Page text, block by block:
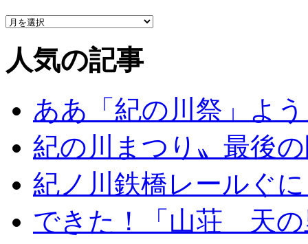
人気の記事
ああ「紀の川祭」よ
紀の川まつり〟最後
紀ノ川鉄橋レールぐ
できた！「山荘 天の